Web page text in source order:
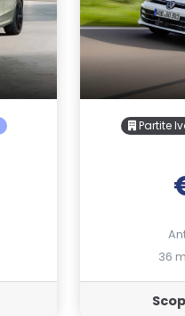
Partite
36